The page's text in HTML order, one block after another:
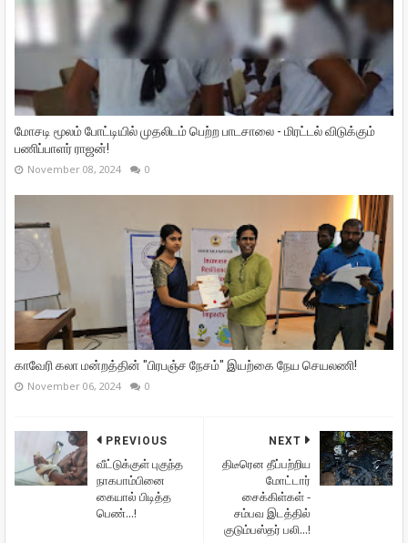
மோசடி மூலம் போட்டியில் முதலிடம் பெற்ற பாடசாலை - மிரட்டல் விடுக்கும்
பணிப்பாளர் ராஜன்!
November 08, 2024 0
காவேரி கலா மன்றத்தின் "பிரபஞ்ச நேசம்" இயற்கை நேய செயலணி!
November 06, 2024 0
NEXT
திடீரென தீப்பற்றிய
மோட்டார்
சைக்கிள்கள் -
சம்பவ இடத்தில்
குடும்பஸ்தர் பலி...!
PREVIOUS
வீட்டுக்குள் புகுந்த
நாகபாம்பினை
கையால் பிடித்த
பெண்...!